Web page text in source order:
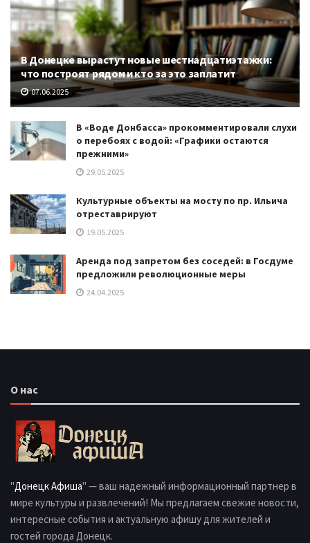
В Донецке вырастут новые шестнадцатиэтажки:
что построят рядом и кто за это заплатит
07.06.2025
В «Воде Донбасса» прокомментировали слухи
о перебоях с водой: «Графики остаются
прежними»
29.05.2025
Культурные объекты на мосту по пр. Ильича
отреставрируют
19.05.2025
Аренда под запретом без соседей: в Госдуме
предложили революционные меры
24.04.2025
О нас
"Донецк Афиша" — ваш надежный информационный партнер в
мире культуры и развлечений! Мы предлагаем свежие новости,
интересные события и актуальную афишу для жителей и
гостей города Донецк.